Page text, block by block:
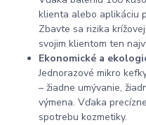
klienta alebo aplikáciu
Zbavte sa rizika
svojim klientom ten
Ekonomické a
Jednorazové mikro
– žiadne umývanie,
výmena. Vďaka
spotrebu kozmetiky.